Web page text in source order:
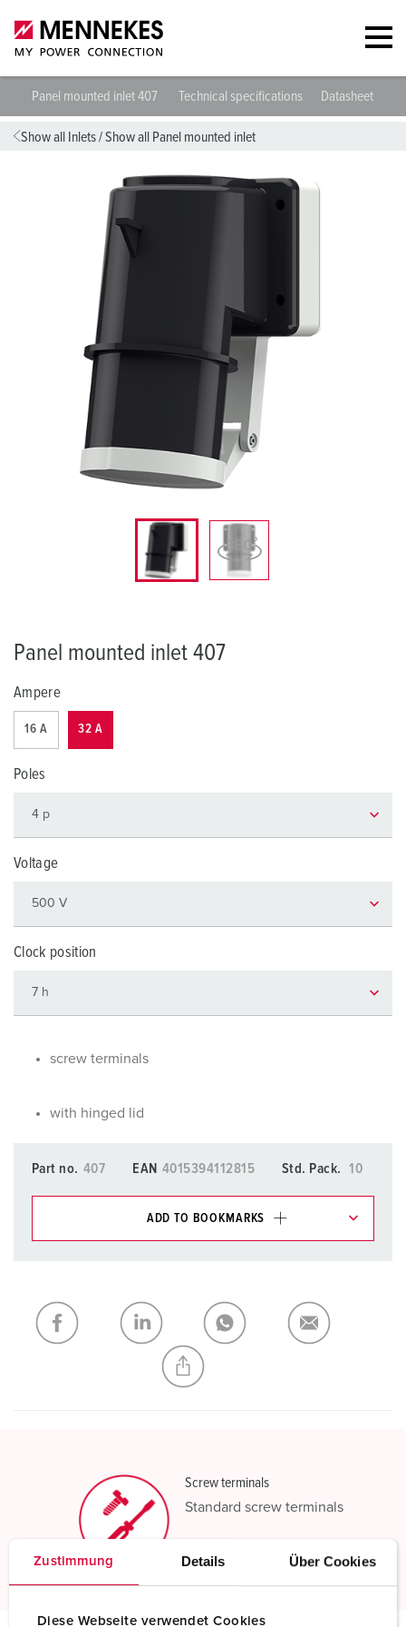
Zustimmung Details Über Cookies
Diese Webseite verwendet Cookies
Panel mounted inlet 407 Technical specifications Datasheets &
Show all Inlets/Show all Panel mounted inlet
Panel mounted inlet 407
Ampere
16 A 32 A
Poles
Voltage
Clock position
screw terminals
with hinged lid
Part no. 407 EAN 4015394112815 Std. Pack. 10
ADD TO BOOKMARKS
My list ADD
CREATE A NEW LIST
Screw terminals
Standard screw terminals